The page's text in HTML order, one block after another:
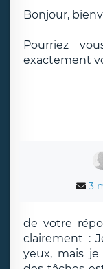
Bonjour,
Pourriez
exactement
3
de votre
clairement :
yeux, mais